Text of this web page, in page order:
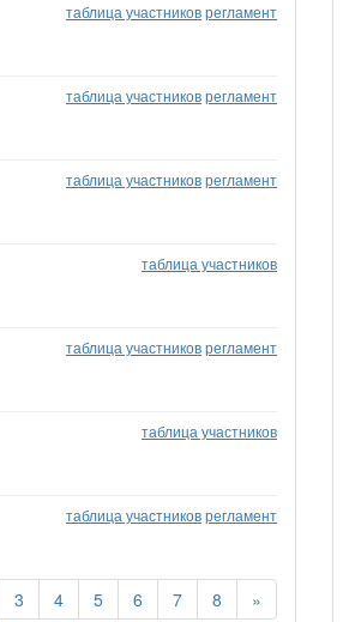
таблица участниковрегламент
таблица участниковрегламент
таблица участниковрегламент
таблица участников
таблица участниковрегламент
таблица участников
таблица участниковрегламент
3 4 5 6 7 8 »